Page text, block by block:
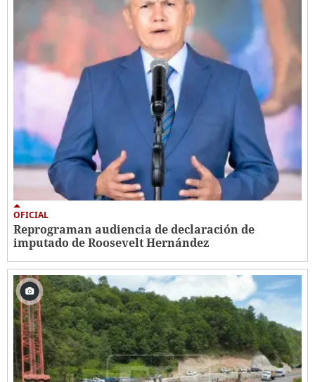
OFICIAL
Reprograman audiencia de declaración de
imputado de Roosevelt Hernández